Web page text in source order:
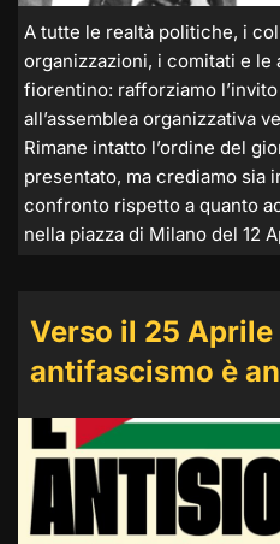
A tutte le realtà politiche, i
organizzazioni, i comitati e
fiorentino: rafforziamo
all’assemblea organizzativa
Rimane intatto l’ordine del
presentato, ma crediamo sia
confronto rispetto a quanto
nella piazza di Milano del 12
Verso il 25 Aprile
antifascismo è